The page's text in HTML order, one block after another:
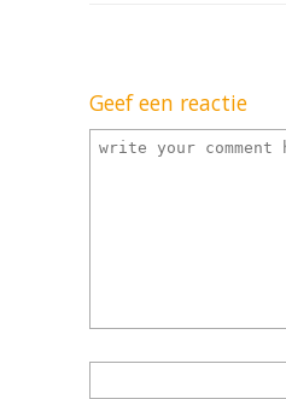
Geef een reactie